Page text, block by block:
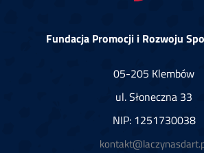
Fundacja Promocji i Rozwoju
05-205 Klembów
ul. Słoneczna 33
NIP: 1251730038